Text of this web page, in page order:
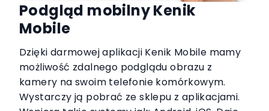
Podgląd mobilny Kenik
Mobile
Dzięki darmowej aplikacji Kenik Mobile mamy
możliwość zdalnego podglądu obrazu z
kamery na swoim telefonie komórkowym.
Wystarczy ją pobrać ze sklepu z aplikacjami.